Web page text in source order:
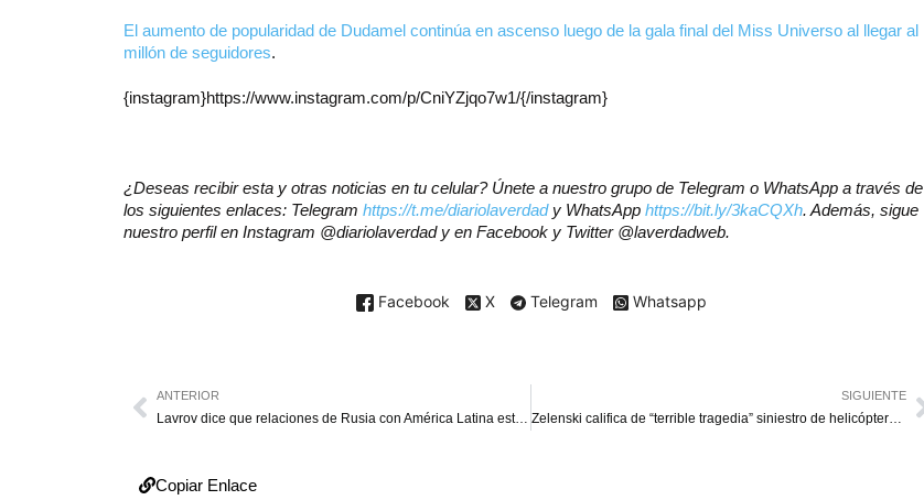
El aumento de popularidad de Dudamel continúa en ascenso luego de la gala final del Miss Universo al llegar al
millón de seguidores.
{instagram}https://www.instagram.com/p/CniYZjqo7w1/{/instagram}
¿Deseas recibir esta y otras noticias en tu celular? Únete a nuestro grupo de Telegram o WhatsApp a través de
los siguientes enlaces: Telegram https://t.me/diariolaverdady WhatsApp https://bit.ly/3kaCQXh. Además, sigue
nuestro perfil en Instagram @diariolaverdad y en Facebook y Twitter @laverdadweb.
Facebook X Telegram Whatsapp
ANTERIOR
Lavrov dice que relaciones de Rusia con América Latina están en auge
SIGUIENTE
Zelenski califica de “terrible tragedia” siniestro de helicóptero ministerial
Copiar Enlace